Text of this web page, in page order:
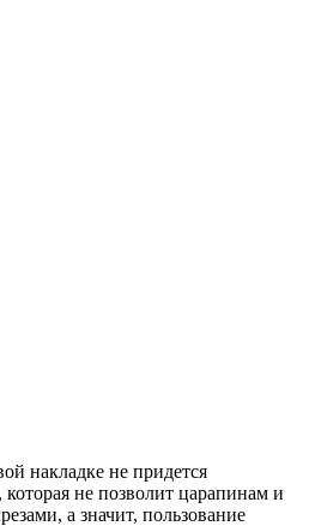
накладке не придется
не позволит царапинам и
а значит, пользование